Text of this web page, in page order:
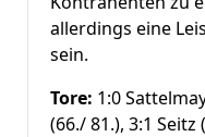
allerdings eine
sein.
Tore: 1:0
(66./ 81.), 3:1 Seitz